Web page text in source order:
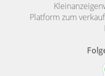
Platform zum